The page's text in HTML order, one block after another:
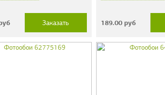
Заказать 189.00руб